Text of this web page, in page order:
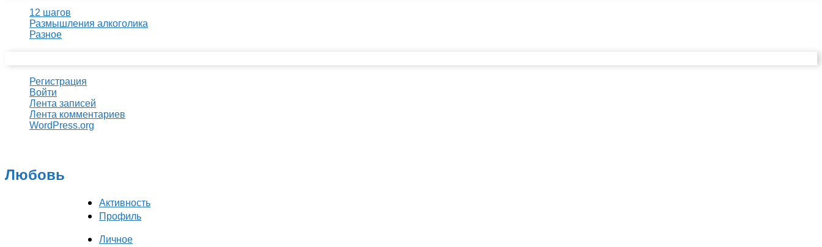
12 шагов
Размышления алкоголика
Разное
Регистрация
Войти
Лента записей
Лента комментариев
WordPress.org
Любовь
Активность
Профиль
Личное